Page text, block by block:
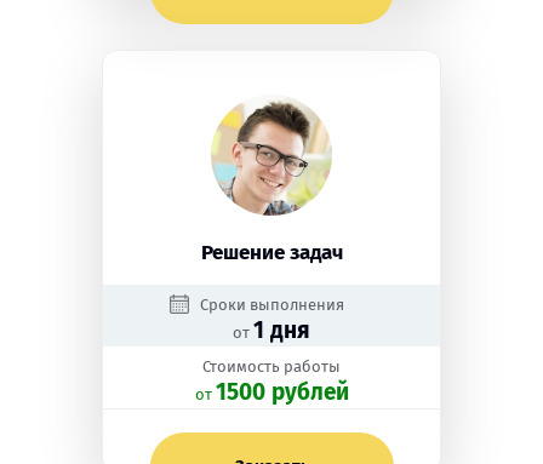
Решение задач
Сроки выполнения
от 1 дня
Стоимость работы
oт 1500 рублей